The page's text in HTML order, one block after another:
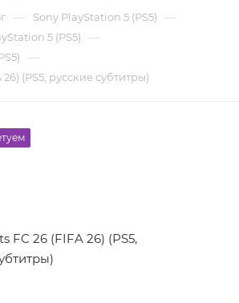
— Sony PlayStation 5 (PS5) —
5 (PS5) —
—
26) (PS5, русские субтитры)